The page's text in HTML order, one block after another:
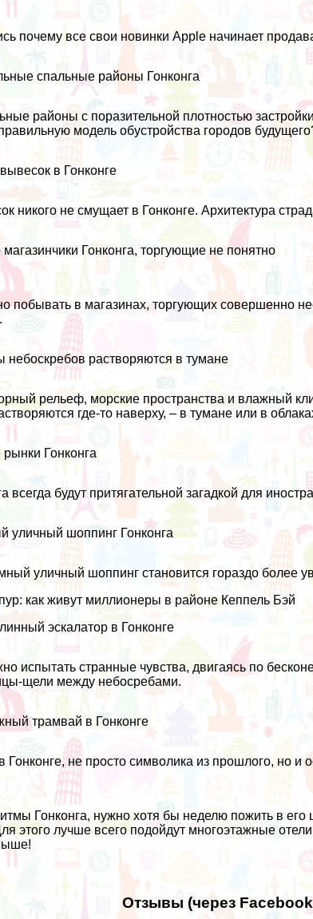
почему все свои новинки Apple начинает
спальные районы Гонконга
районы с поразительной плотностью
модель обустройства городов
в Гонконге
не смущает в Гонконге. Архитектура
Гонконга, торгующие не понятно
побывать в магазинах, торгующих совершенно
растворяются в тумане
рельеф, морские пространства и влажный
где-то наверху, – в тумане или в
Гонконга
всегда будут притягательной загадкой для
уличный шоппинг Гонконга
уличный шоппинг становится гораздо более
как живут миллионеры в районе Кеппель Бэй
эскалатор в Гонконге
испытать странные чувства, двигаясь по
щели между небосребами.
трамвай в Гонконге
Гонконге, не просто символика из прошлого, но и
Гонконга, нужно хотя бы неделю пожить в
этого лучше всего подойдут многоэтажные
Отзывы (через